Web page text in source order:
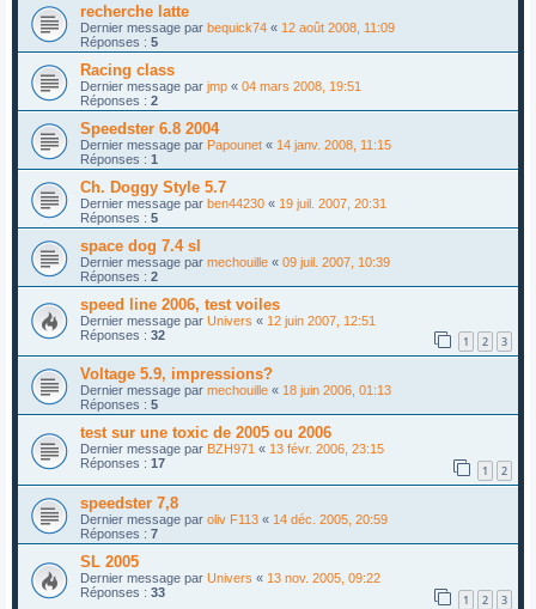
recherche latte
Dernier message par bequick74 « 12 août 2008, 11:09
Réponses : 5
Racing class
Dernier message par jmp « 04 mars 2008, 19:51
Réponses : 2
Speedster 6.8 2004
Dernier message par Papounet « 14 janv. 2008, 11:15
Réponses : 1
Ch. Doggy Style 5.7
Dernier message par ben44230 « 19 juil. 2007, 20:31
Réponses : 5
space dog 7.4 sl
Dernier message par mechouille « 09 juil. 2007, 10:39
Réponses : 2
speed line 2006, test voiles
Dernier message par Univers « 12 juin 2007, 12:51
Réponses : 32 1 2 3
Voltage 5.9, impressions?
Dernier message par mechouille « 18 juin 2006, 01:13
Réponses : 5
test sur une toxic de 2005 ou 2006
Dernier message par BZH971 « 13 févr. 2006, 23:15
Réponses : 17 1 2
speedster 7,8
Dernier message par oliv F113 « 14 déc. 2005, 20:59
Réponses : 7
SL 2005
Dernier message par Univers « 13 nov. 2005, 09:22
Réponses : 33 1 2 3